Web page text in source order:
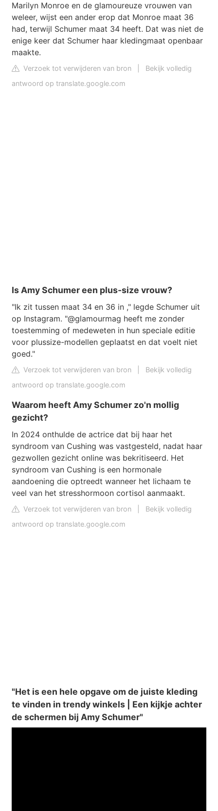
Marilyn Monroe en de glamoureuze vrouwen van
weleer, wijst een ander erop dat Monroe maat 36
had, terwijl Schumer maat 34 heeft. Dat was niet de
enige keer dat Schumer haar kledingmaat openbaar
maakte.
Verzoek tot verwijderen van bron
Bekijk volledig
antwoord op translate.google.com
Is Amy Schumer een plus-size vrouw?
"Ik zit tussen maat 34 en 36 in ," legde Schumer uit
op Instagram. "@glamourmag heeft me zonder
toestemming of medeweten in hun speciale editie
voor plussize-modellen geplaatst en dat voelt niet
goed."
Verzoek tot verwijderen van bron
Bekijk volledig
antwoord op translate.google.com
Waarom heeft Amy Schumer zo'n mollig
gezicht?
In 2024 onthulde de actrice dat bij haar het
syndroom van Cushing was vastgesteld, nadat haar
gezwollen gezicht online was bekritiseerd. Het
syndroom van Cushing is een hormonale
aandoening die optreedt wanneer het lichaam te
veel van het stresshormoon cortisol aanmaakt.
Verzoek tot verwijderen van bron
Bekijk volledig
antwoord op translate.google.com
"Het is een hele opgave om de juiste kleding
te vinden in trendy winkels | Een kijkje achter
de schermen bij Amy Schumer"